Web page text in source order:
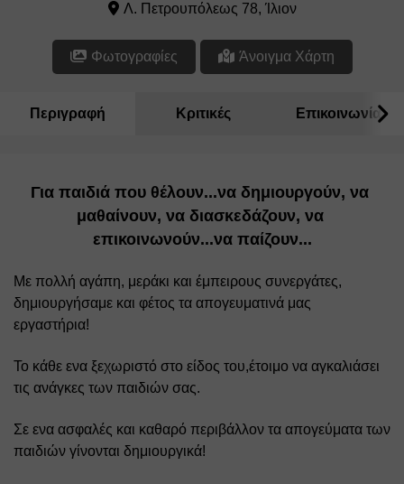
Λ. Πετρουπόλεως 78, Ίλιον
Φωτογραφίες Άνοιγμα Χάρτη
Περιγραφή Κριτικές Επικοινωνία
Για παιδιά που θέλουν...να δημιουργούν, να
μαθαίνουν, να διασκεδάζουν, να
επικοινωνούν...να παίζουν...
Με πολλή αγάπη, μεράκι και έμπειρους συνεργάτες,
δημιουργήσαμε και φέτος τα απογευματινά μας
εργαστήρια!
Το κάθε ενα ξεχωριστό στο είδος του,έτοιμο να αγκαλιάσει
τις ανάγκες των παιδιών σας.
Σε ενα ασφαλές και καθαρό περιβάλλον τα απογεύματα των
παιδιών γίνονται δημιουργικά!